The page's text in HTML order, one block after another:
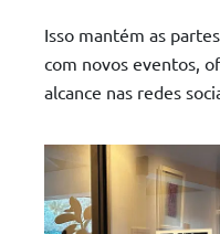
Isso mantém as
com novos eventos,
alcance nas redes